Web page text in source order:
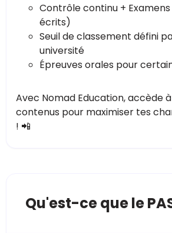
Contrôle continu + Examens
écrits)
Seuil de classement défini
université
Épreuves orales pour
Avec Nomad Education, accède
contenus pour maximiser tes
! 📲
Qu'est-ce que le